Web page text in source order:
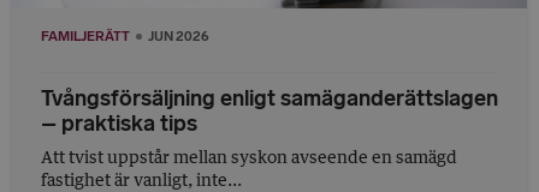
FAMILJERÄTT JUN 2026
Tvångsförsäljning enligt samäganderättslagen
– praktiska tips
Att tvist uppstår mellan syskon avseende en samägd
fastighet är vanligt, inte...